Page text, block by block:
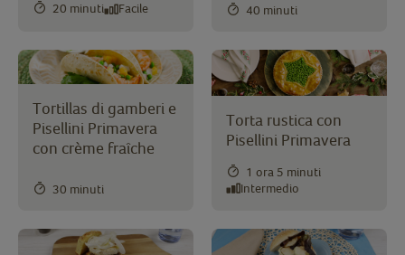
20 minuti Facile 40 minuti
Tortillas di gamberi e
Pisellini Primavera
con crème fraîche
30 minuti
Torta rustica con
Pisellini Primavera
1 ora 5 minuti
Intermedio